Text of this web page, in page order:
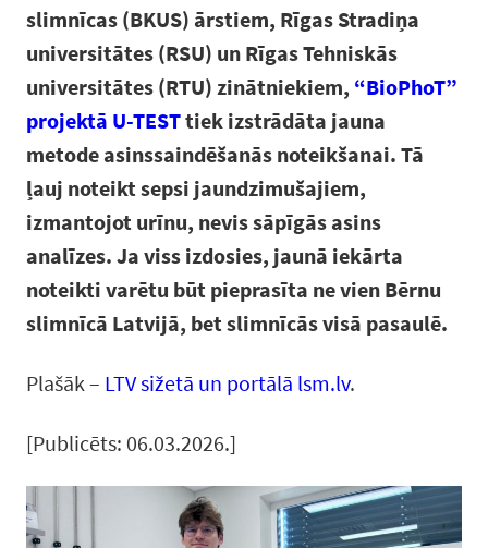
slimnīcas (BKUS) ārstiem, Rīgas Stradiņa
universitātes (RSU) un Rīgas Tehniskās
universitātes (RTU) zinātniekiem, “BioPhoT”
projektā U-TESTtiek izstrādāta jauna
metode asinssaindēšanās noteikšanai. Tā
ļauj noteikt sepsi jaundzimušajiem,
izmantojot urīnu, nevis sāpīgās asins
analīzes. Ja viss izdosies, jaunā iekārta
noteikti varētu būt pieprasīta ne vien Bērnu
slimnīcā Latvijā, bet slimnīcās visā pasaulē.
Plašāk – LTV sižetā un portālā lsm.lv.
[Publicēts: 06.03.2026.]